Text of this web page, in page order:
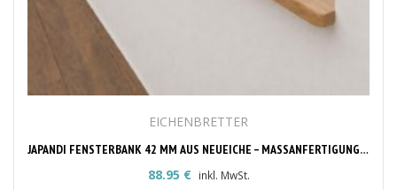
EICHENBRETTER
JAPANDI FENSTERBANK 42 MM AUS NEUEICHE – MASSANFERTIGUNG MIT RUNDEN ECKEN
88.95 € inkl. MwSt.